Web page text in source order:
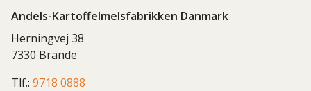
Andels-Kartoffelmelsfabrikken Danmark
Herningvej 38
7330 Brande
Tlf.: 9718 0888